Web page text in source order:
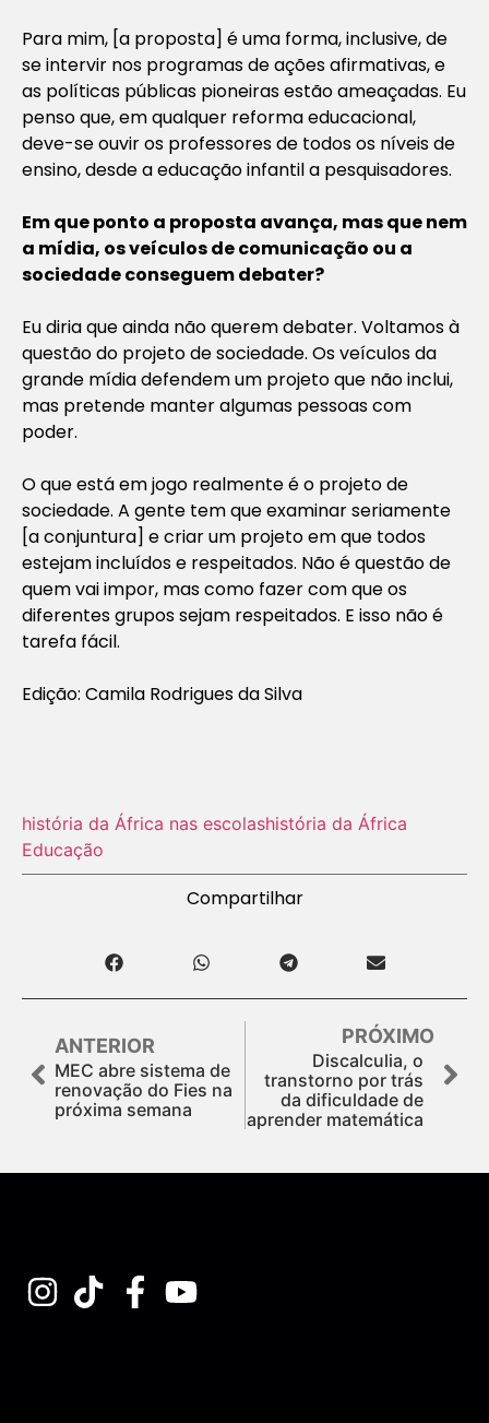
Para mim, [a proposta] é uma forma, inclusive, de
se intervir nos programas de ações afirmativas, e
as políticas públicas pioneiras estão ameaçadas. Eu
penso que, em qualquer reforma educacional,
deve-se ouvir os professores de todos os níveis de
ensino, desde a educação infantil a pesquisadores.
Em que ponto a proposta avança, mas que nem
a mídia, os veículos de comunicação ou a
sociedade conseguem debater?
Eu diria que ainda não querem debater. Voltamos à
questão do projeto de sociedade. Os veículos da
grande mídia defendem um projeto que não inclui,
mas pretende manter algumas pessoas com
poder.
O que está em jogo realmente é o projeto de
sociedade. A gente tem que examinar seriamente
[a conjuntura] e criar um projeto em que todos
estejam incluídos e respeitados. Não é questão de
quem vai impor, mas como fazer com que os
diferentes grupos sejam respeitados. E isso não é
tarefa fácil.
Edição: Camila Rodrigues da Silva
história da África nas escolashistória da África
Educação
Compartilhar
ANTERIOR
MEC abre sistema de
renovação do Fies na
próxima semana
PRÓXIMO
Discalculia, o
transtorno por trás
da dificuldade de
aprender matemática